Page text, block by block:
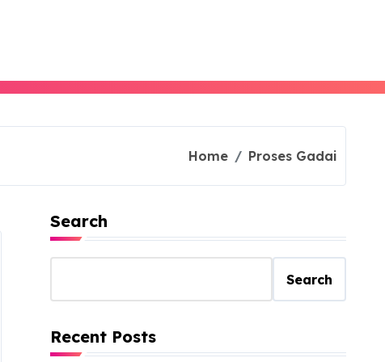
Home Proses Gadai
Search
Search
Recent Posts